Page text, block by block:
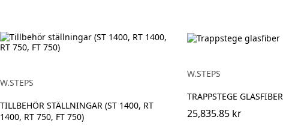
W.STEPS
TILLBEHÖR STÄLLNINGAR (ST 1400, RT
1400, RT 750, FT 750)
W.STEPS
TRAPPSTEGE GLASFIBER
25,835.85 kr